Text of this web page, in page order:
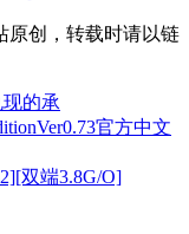
原创，转载时请以链
现的承
官方中文
双端3.8G/O]